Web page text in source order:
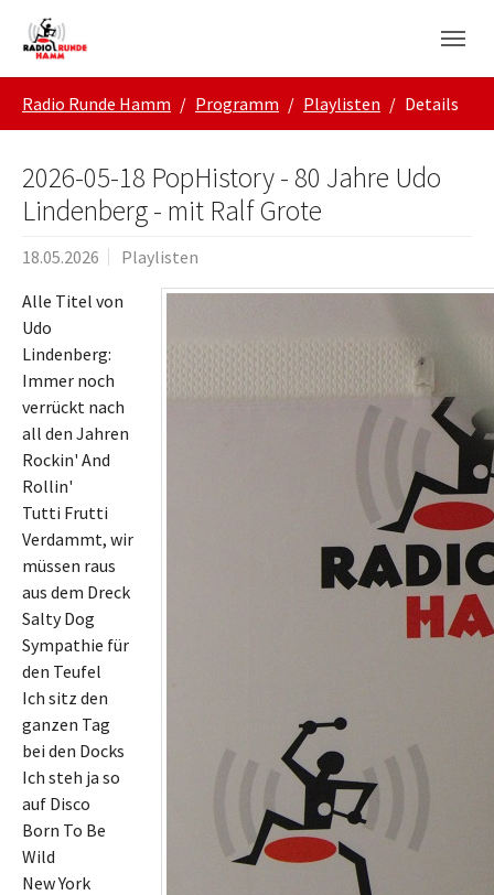
Skip to main navigation
Zum Hauptinhalt springen
Skip to page footer
Radio Runde Hamm Programm Playlisten Details
2026-05-18 PopHistory - 80 Jahre Udo
Lindenberg - mit Ralf Grote
18.05.2026
Playlisten
Alle Titel von
Udo
Lindenberg:
Immer noch
verrückt nach
all den Jahren
Rockin' And
Rollin'
Tutti Frutti
Verdammt, wir
müssen raus
aus dem Dreck
Salty Dog
Sympathie für
den Teufel
Ich sitz den
ganzen Tag
bei den Docks
Ich steh ja so
auf Disco
Born To Be
Wild
New York